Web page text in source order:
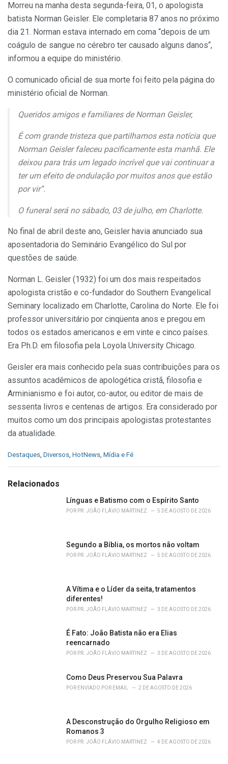
Morreu na manha desta segunda-feira, 01, o apologista
batista Norman Geisler. Ele completaria 87 anos no próximo
dia 21. Norman estava internado em coma “depois de um
coágulo de sangue no cérebro ter causado alguns danos“,
informou a equipe do ministério.
O comunicado oficial de sua morte foi feito pela página do
ministério oficial de Norman.
Queridos amigos e familiares de Norman Geisler,
É com grande tristeza que partilhamos esta notícia que
Norman Geisler faleceu pacificamente esta manhã. Ele
deixou para trás um legado incrível que vai continuar a
ter um efeito de ondulação por muitos anos que estão
por vir”.
O funeral será no sábado, 03 de julho, em Charlotte.
No final de abril deste ano, Geisler havia anunciado sua
aposentadoria do Seminário Evangélico do Sul por
questões de saúde.
Norman L. Geisler (1932) foi um dos mais respeitados
apologista cristão e co-fundador do Southern Evangelical
Seminary localizado em Charlotte, Carolina do Norte. Ele foi
professor universitário por cinqüenta anos e pregou em
todos os estados americanos e em vinte e cinco países.
Era Ph.D. em filosofia pela Loyola University Chicago.
Geisler era mais conhecido pela suas contribuições para os
assuntos acadêmicos de apologética cristã, filosofia e
Arminianismo e foi autor, co-autor, ou editor de mais de
sessenta livros e centenas de artigos. Era considerado por
muitos como um dos principais apologistas protestantes
da atualidade.
C
e
Destaques, Diversos, HotNews, Mídia e Fé
Relacionados
Línguas e Batismo com o Espírito Santo
POR PR. JOÃO FLÁVIO MARTINEZ 5 DE AGOSTO DE 2026
Segundo a Bíblia, os mortos não voltam
POR PR. JOÃO FLÁVIO MARTINEZ 5 DE AGOSTO DE 2026
A Vítima e o Líder da seita, tratamentos
diferentes!
POR PR. JOÃO FLÁVIO MARTINEZ 3 DE AGOSTO DE 2026
É Fato: João Batista não era Elias
reencarnado
POR PR. JOÃO FLÁVIO MARTINEZ 3 DE AGOSTO DE 2026
Como Deus Preservou Sua Palavra
POR ENVIADO POR EMAIL 2 DE AGOSTO DE 2026
A Desconstrução do Orgulho Religioso em
Romanos 3
POR PR. JOÃO FLÁVIO MARTINEZ 4 DE AGOSTO DE 2026